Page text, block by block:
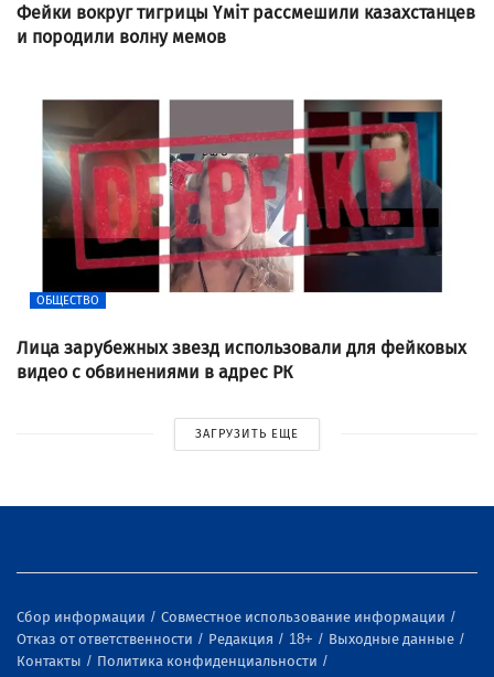
Фейки вокруг тигрицы Үміт рассмешили казахстанцев
и породили волну мемов
ОБЩЕСТВО
Лица зарубежных звезд использовали для фейковых
видео с обвинениями в адрес РК
ЗАГРУЗИТЬ ЕЩЕ
Сбор информации
Совместное использование информации
Отказ от ответственности
Редакция 18+
Выходные данные
Контакты
Политика конфиденциальности